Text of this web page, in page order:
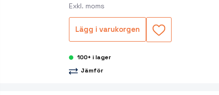
Exkl. moms
Lägg i varukorgen
100+ i lager
Jämför